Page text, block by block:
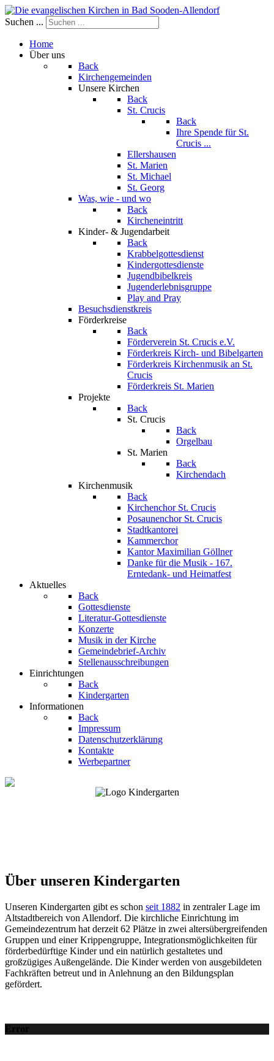
Suchen ...
Home
Über uns
Back
Kirchengemeinden
Unsere Kirchen
Back
St. Crucis
Back
Ihre Spende für St.
Crucis ...
Ellershausen
St. Marien
St. Michael
St. Georg
Was, wie - und wo
Back
Kircheneintritt
Kinder- & Jugendarbeit
Back
Krabbelgottesdienst
Kindergottesdienste
Jugendbibelkreis
Jugenderlebnisgruppe
Play and Pray
Besuchsdienstkreis
Förderkreise
Back
Förderverein St. Crucis e.V.
Förderkreis Kirch- und Bibelgarten
Förderkreis Kirchenmusik an St.
Crucis
Förderkreis St. Marien
Projekte
Back
St. Crucis
Back
Orgelbau
St. Marien
Back
Kirchendach
Kirchenmusik
Back
Kirchenchor St. Crucis
Posaunenchor St. Crucis
Stadtkantorei
Kammerchor
Kantor Maximilian Göllner
Danke für die Musik - 167.
Erntedank- und Heimatfest
Aktuelles
Back
Gottesdienste
Literatur-Gottesdienste
Konzerte
Musik in der Kirche
Gemeindebrief-Archiv
Stellenausschreibungen
Einrichtungen
Back
Kindergarten
Informationen
Back
Impressum
Datenschutzerklärung
Kontakte
Werbepartner
Über unseren Kindergarten
Unseren Kindergarten gibt es schon seit 1882 in zentraler Lage im
Altstadtbereich von Allendorf. Die kirchliche Einrichtung im
Gemeindezentrum hat derzeit 62 Plätze in zwei altersübergreifenden
Gruppen und einer Krippengruppe, Integrationsmöglichkeiten für
förderbedürftige Kinder und ein natürlich gestaltetes und
großzügiges Außengelände. Die Kinder werden von ausgebildeten
Fachkräften betreut und in Anlehnung an den Bildungsplan
gefördert.
Error